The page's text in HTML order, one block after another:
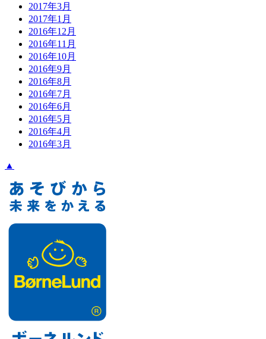
2017年3月
2017年1月
2016年12月
2016年11月
2016年10月
2016年9月
2016年8月
2016年7月
2016年6月
2016年5月
2016年4月
2016年3月
▲